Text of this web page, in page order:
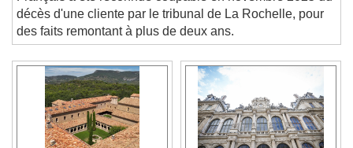
Français a été reconnue coupable en novembre 2025 du
décès d'une cliente par le tribunal de La Rochelle, pour
des faits remontant à plus de deux ans.